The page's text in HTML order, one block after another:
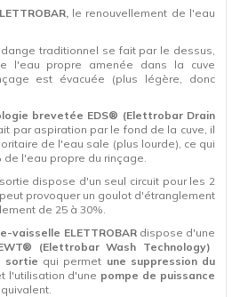
, le renouvellement de l'eau
traditionnel se fait par le dessus,
l'eau propre amenée dans la cuve
est évacuée (plus légère, donc
brevetée EDS® (Elettrobar Drain
par aspiration par le fond de la cuve, il
de l'eau sale (plus lourde), ce qui
de l'eau propre du rinçage.
dispose d'un seul circuit pour les 2
provoquer un goulot d'étranglement
de 25 à 30%.
vaisselle ELETTROBAR dispose d'une
(Elettrobar Wash Technology)
sortie qui permet une suppression du
l'utilisation d'une pompe de puissance